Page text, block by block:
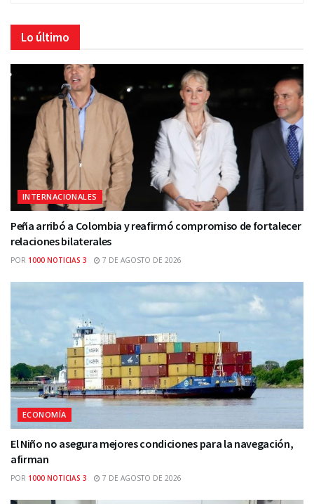
Lo último
INTERNACIONALES
Peña arribó a Colombia y reafirmó compromiso de fortalecer
relaciones bilaterales
POR 1000 NOTICIAS 3 7 DE AGOSTO DE 2026
ECONOMÍA
El Niño no asegura mejores condiciones para la navegación,
afirman
POR 1000 NOTICIAS 3 7 DE AGOSTO DE 2026